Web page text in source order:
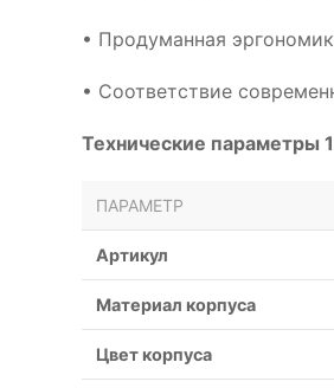
• Продуманная
• Соответствие
Технические параметры
ПАРАМЕТР
Артикул
Материал корпуса
Цвет корпуса